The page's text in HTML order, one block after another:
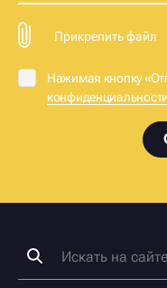
Прикрепить файл
Нажимая кнопку